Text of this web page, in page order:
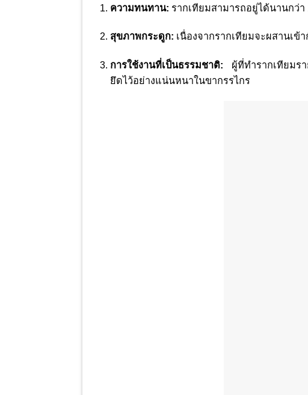
ความทนทาน: รากเทียมสามารถอยู่ได้นานกว่
สุขภาพกระดูก: เนื่องจากรากเทียมจะผสานเ
การใช้งานที่เป็นธรรมชาติ: ผู้ที่ทำรากเทียมร
ยึดไว้อย่างแน่นหนาในขากรรไกร